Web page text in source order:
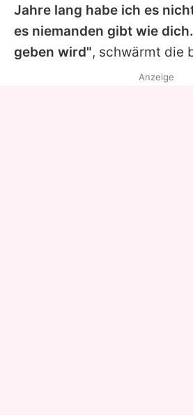
Jahre lang habe ich es
es niemanden gibt wie
geben wird", schwärmt die
Anzeige